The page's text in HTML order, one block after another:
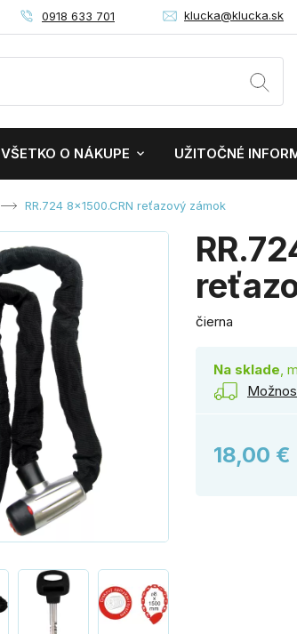
0918 633 701 klucka@klucka.sk
VŠETKO O NÁKUPE UŽITOČNÉ
RR.724 8x1500.CRN reťazový zámok
čierna
Na sklade,
18,00 €